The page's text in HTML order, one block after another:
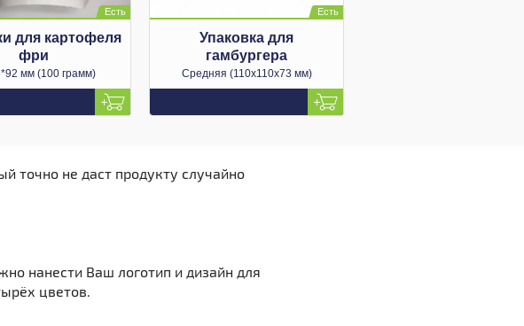
для картофеля
фри
мм (100 грамм)
Упаковка для
гамбургера
Средняя (110х110х73 мм)
точно не даст продукту случайно
нанести Ваш логотип и дизайн для
цветов.